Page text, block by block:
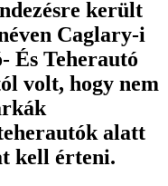
került
Caglary-i
És Teherautó
volt, hogy nem
alatt
kell érteni.